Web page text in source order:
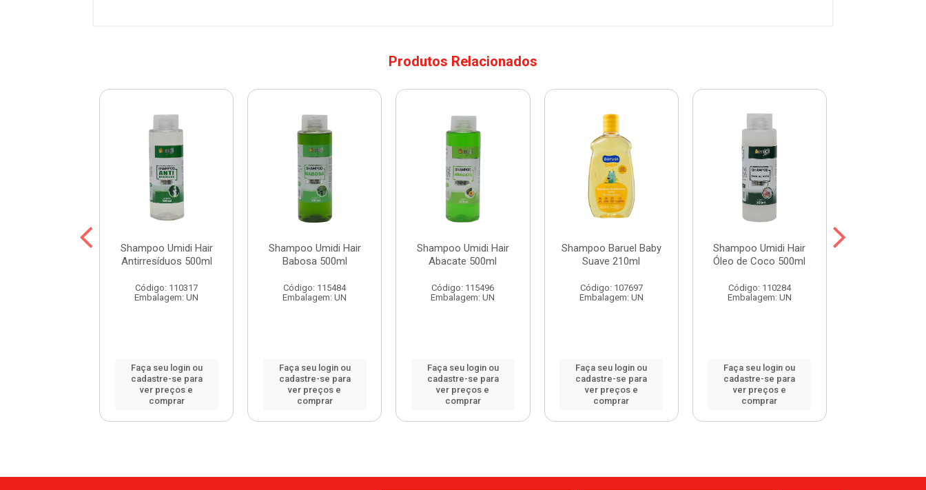
Produtos Relacionados
Shampoo Umidi Hair
Antirresíduos 500ml
Código: 110317
Embalagem: UN
Faça seu login ou
cadastre-se para
ver preços e
comprar
Shampoo Umidi Hair
Babosa 500ml
Código: 115484
Embalagem: UN
Faça seu login ou
cadastre-se para
ver preços e
comprar
Shampoo Umidi Hair
Abacate 500ml
Código: 115496
Embalagem: UN
Faça seu login ou
cadastre-se para
ver preços e
comprar
Shampoo Baruel Baby
Suave 210ml
Código: 107697
Embalagem: UN
Faça seu login ou
cadastre-se para
ver preços e
comprar
Shampoo Umidi Hair
Óleo de Coco 500ml
Código: 110284
Embalagem: UN
Faça seu login ou
cadastre-se para
ver preços e
comprar